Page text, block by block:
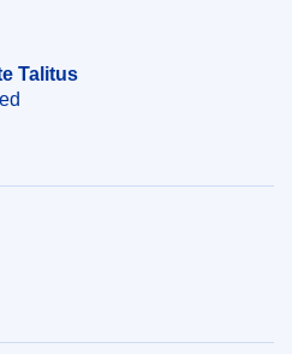
a534-01aa75ed71a1
adde-01aa75ed71a1
865a-01aa75ed71a1
Talitus